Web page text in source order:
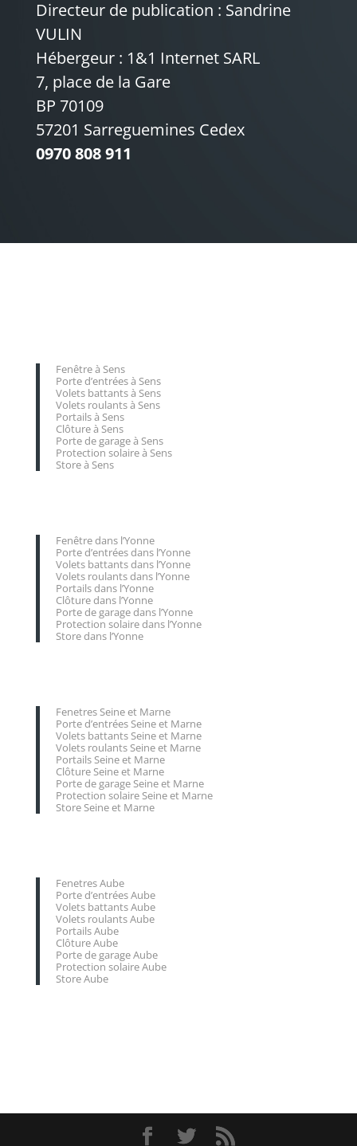
Directeur de publication : Sandrine
VULIN
Hébergeur : 1&1 Internet SARL
7, place de la Gare
BP 70109
57201 Sarreguemines Cedex
0970 808 911
Fenêtre à Sens
Porte d’entrées à Sens
Volets battants à Sens
Volets roulants à Sens
Portails à Sens
Clôture à Sens
Porte de garage à Sens
Protection solaire à Sens
Store à Sens
Fenêtre dans l’Yonne
Porte d’entrées dans l’Yonne
Volets battants dans l’Yonne
Volets roulants dans l’Yonne
Portails dans l’Yonne
Clôture dans l’Yonne
Porte de garage dans l’Yonne
Protection solaire dans l’Yonne
Store dans l’Yonne
Fenetres Seine et Marne
Porte d’entrées Seine et Marne
Volets battants Seine et Marne
Volets roulants Seine et Marne
Portails Seine et Marne
Clôture Seine et Marne
Porte de garage Seine et Marne
Protection solaire Seine et Marne
Store Seine et Marne
Fenetres Aube
Porte d’entrées Aube
Volets battants Aube
Volets roulants Aube
Portails Aube
Clôture Aube
Porte de garage Aube
Protection solaire Aube
Store Aube